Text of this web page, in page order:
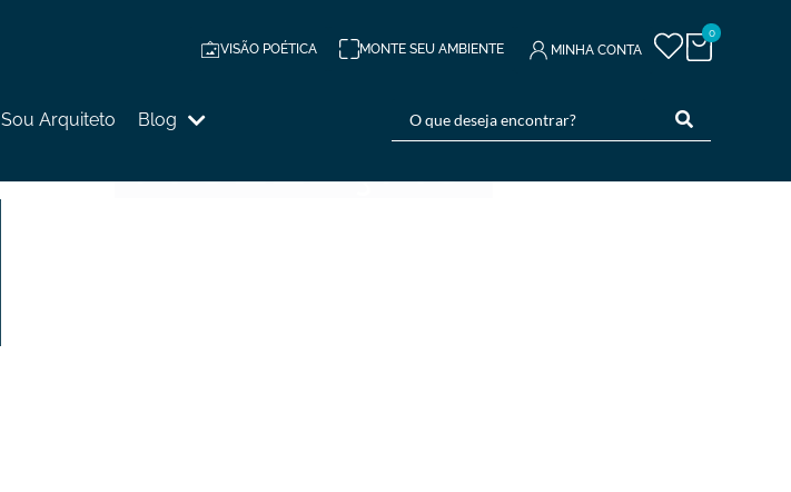
VISÃO POÉTICA MONTE SEU AMBIENTE MINHA CONTA
0
Sou Arquiteto Blog